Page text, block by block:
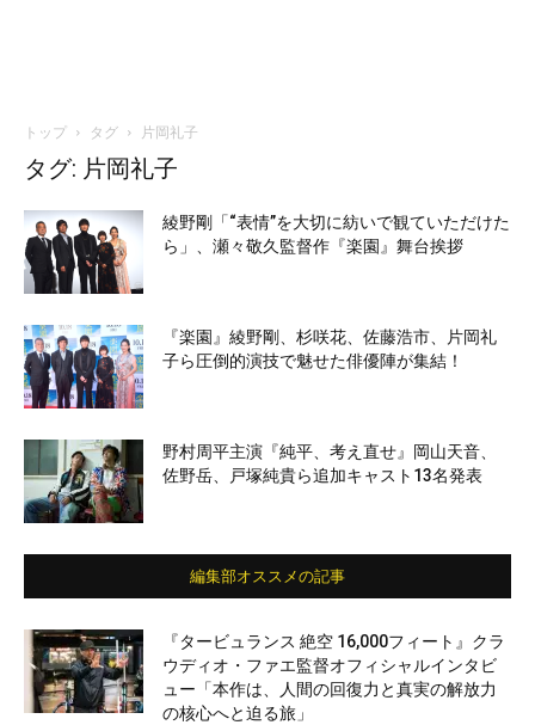
トップ タグ 片岡礼子
タグ: 片岡礼子
綾野剛「“表情”を大切に紡いで観ていただけた
ら」、瀬々敬久監督作『楽園』舞台挨拶
『楽園』綾野剛、杉咲花、佐藤浩市、片岡礼
子ら圧倒的演技で魅せた俳優陣が集結！
野村周平主演『純平、考え直せ』岡山天音、
佐野岳、戸塚純貴ら追加キャスト13名発表
編集部オススメの記事
『タービュランス 絶空 16,000フィート』クラ
ウディオ・ファエ監督オフィシャルインタビ
ュー「本作は、人間の回復力と真実の解放力
の核心へと迫る旅」